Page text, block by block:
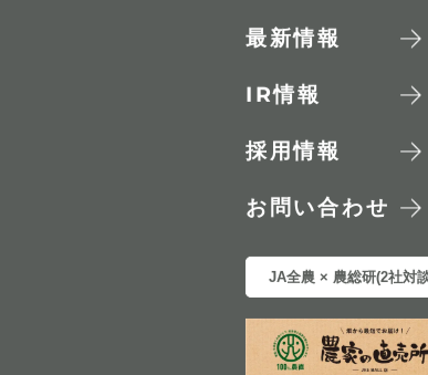
最新情報
IR情報
採用情報
お問い合わせ
JA全農 × 農総研(2社対